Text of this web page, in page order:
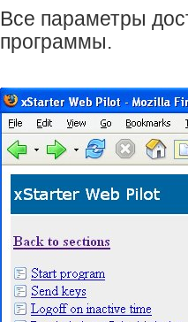
Все параметры
программы.